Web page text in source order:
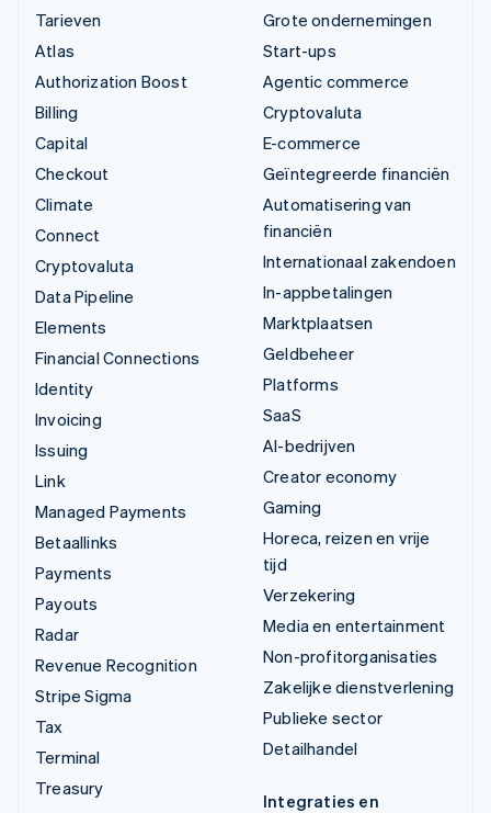
Tarieven
Atlas
Authorization Boost
Billing
Capital
Checkout
Climate
Connect
Cryptovaluta
Data Pipeline
Elements
Financial Connections
Identity
Invoicing
Issuing
Link
Managed Payments
Betaallinks
Payments
Payouts
Radar
Revenue Recognition
Stripe Sigma
Tax
Terminal
Treasury
Grote ondernemingen
Start-ups
Agentic commerce
Cryptovaluta
E-commerce
Geïntegreerde financiën
Automatisering van
financiën
Internationaal zakendoen
In-appbetalingen
Marktplaatsen
Geldbeheer
Platforms
SaaS
AI-bedrijven
Creator economy
Gaming
Horeca, reizen en vrije
tijd
Verzekering
Media en entertainment
Non-profitorganisaties
Zakelijke dienstverlening
Publieke sector
Detailhandel
Integraties en